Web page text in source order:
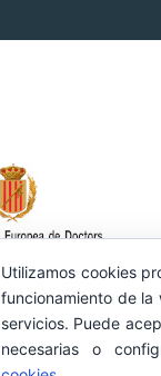
Utilizamos cookies
funcionamiento de la
servicios. Puede
necesarias o